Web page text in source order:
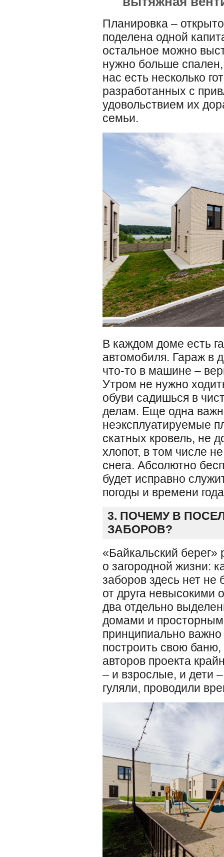
Планировка –
поделена одной
остальное можно
нужно больше
нас есть несколько
разработанных с
удовольствием их
семьи.
В каждом доме есть
автомобиля. Гараж в
что-то в машине –
Утром не нужно
обуви садишься в
делам. Еще одна
неэксплуатируемые
скатных кровель, не
хлопот, в том числе
снега. Абсолютно
будет исправно
погоды и времени
3. ПОЧЕМУ В
ЗАБОРОВ?
«Байкальский берег»
о загородной жизни:
заборов здесь нет не
от друга невысокими
два отдельно
домами и
принципиально
построить свою
авторов проекта
– и взрослые, и дети
гуляли, проводили